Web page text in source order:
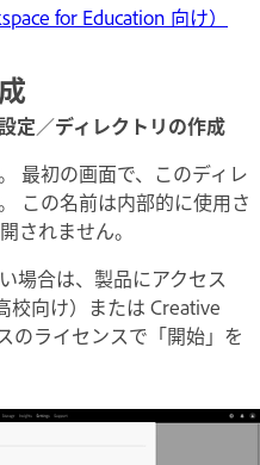
for Education 向け）
定／ディレクトリの作成
最初の画面で、このディレ
この名前は内部的に使用さ
されません。
場合は、製品にアクセス
校向け）または Creative
のライセンスで「開始」を